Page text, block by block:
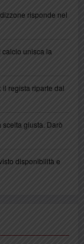
risponde nel
unisca la
il regista riparte dal
scelta giusta. Darò
disponibilità e